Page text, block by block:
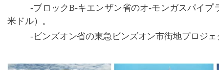
-ブロックB-キエンザン省のオ-モンガスパイプ
米ドル）。
-ビンズオン省の東急ビンズオン市街地プロジ